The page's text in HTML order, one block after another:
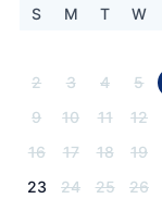
S M T W
2
3 4 5
9
10 11 12
16
17 18 19
23
24 25 26